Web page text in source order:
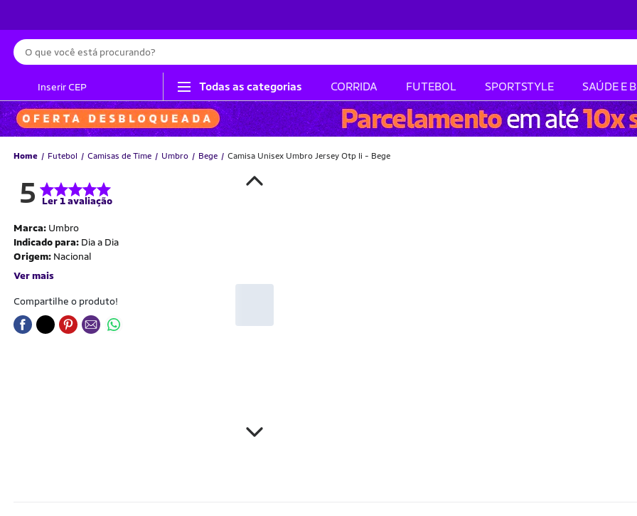
Busca
Inserir CEP Todas as categorias CORRIDA FUTEBOL SPORTSTYLE SAÚDE E
Home Futebol Camisas de Time Umbro Bege Camisa Unisex Umbro Jersey Otp Ii - Bege
5 Ler 1 avaliação
Marca: Umbro
Indicado para: Dia a Dia
Origem: Nacional
Ver mais
Compartilhe o produto!